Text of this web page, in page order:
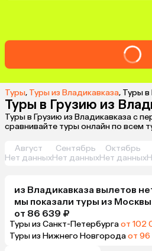
Туры, Туры из Владикавказа, Туры в
Туры в Грузию из
Туры в Грузию из Владикавказа с
сравнивайте туры онлайн по всем
Август
Нет данных
Сентябрь
Нет данных
Октябрь
Нет данных
из Владикавказа вылетов
мы показали туры из Москвы
от 86 639 ₽
Туры из Санкт-Петербургаот 102
Туры из Нижнего Новгородаот